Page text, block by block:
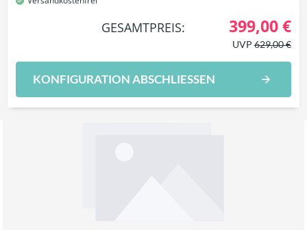
GESAMTPREIS: 399,00 €
UVP629,00 €
KONFIGURATION ABSCHLIESSEN